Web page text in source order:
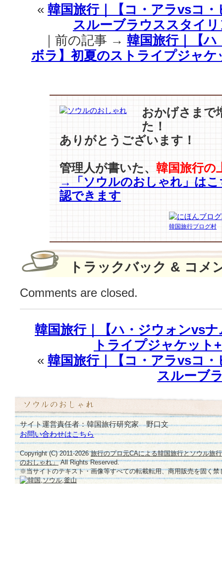
夏！
【ス
ト
ラ
イ
ッ
シ
ョ
な
楽
し
♪
は
« 韓国旅行｜【コ・アラvsコ
スルーブラウススタイ
｜前の記事 → 韓国旅行｜【
ボラ】初夏のストライプジャケ
おかげさまで
た！
ありがとうございます！
管理人が書いた、 韓国旅行の
→「ソウルのおしゃれ」はこ
認できます
韓国旅行ブログ村
トラックバック & コメ
Comments are closed.
韓国旅行｜【ハ・ジウォンvs
トライプジャケット
« 韓国旅行｜【コ・アラvsコ
スルーブ
サイト運営責任者：韓国旅行研究家 野口文
お問い合わせはこちら
Copyright (C) 2011-2026旅行のプロ元CAによる韓国旅行とソウル旅
のおしゃれ」All Rights Reserved.
※当サイトのテキスト・画像等すべての転載転用、商用販売を固く禁